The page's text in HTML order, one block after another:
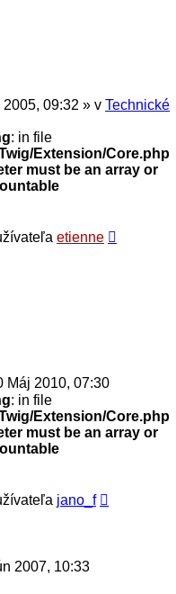
09:32 » v Technické
: in file
Extension/Core.php
must be an array or
etienne
Máj 2010, 07:30
: in file
Extension/Core.php
must be an array or
jano_f
2007, 10:33